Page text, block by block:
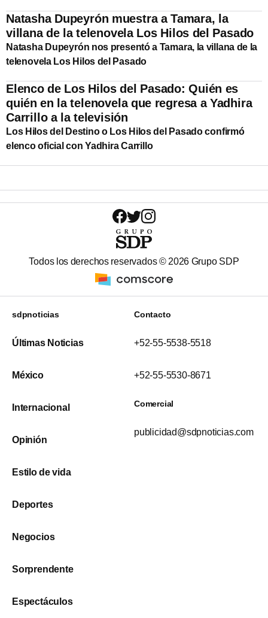
Natasha Dupeyrón muestra a Tamara, la
villana de la telenovela Los Hilos del Pasado
Natasha Dupeyrón nos presentó a Tamara, la villana de la
telenovela Los Hilos del Pasado
Elenco de Los Hilos del Pasado: Quién es
quién en la telenovela que regresa a Yadhira
Carrillo a la televisión
Los Hilos del Destino o Los Hilos del Pasado confirmó
elenco oficial con Yadhira Carrillo
Todos los derechos reservados ©2026 Grupo SDP
sdpnoticias
Últimas Noticias
México
Internacional
Opinión
Estilo de vida
Deportes
Negocios
Sorprendente
Espectáculos
Contacto
+52-55-5538-5518
+52-55-5530-8671
Comercial
publicidad@sdpnoticias.com